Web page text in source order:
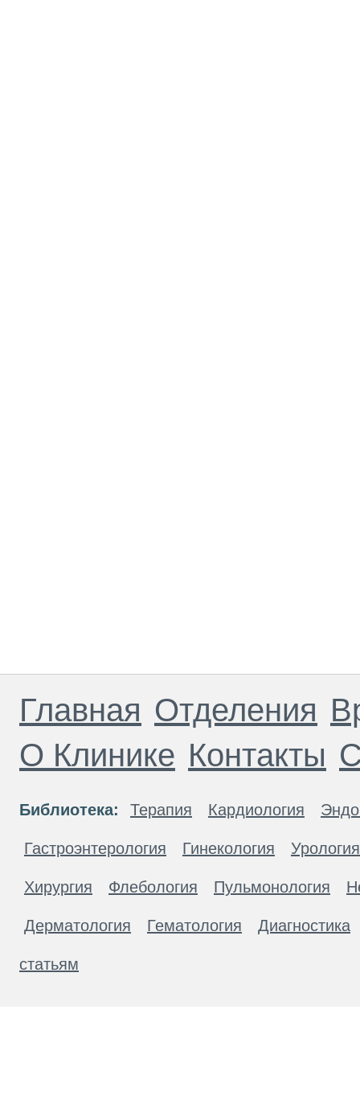
Главная Отделения
О Клинике Контакты
Библиотека: Терапия Кардиология
Гастроэнтерология Гинекология Урология
Хирургия Флебология Пульмонология
Дерматология Гематология Диагностика
статьям